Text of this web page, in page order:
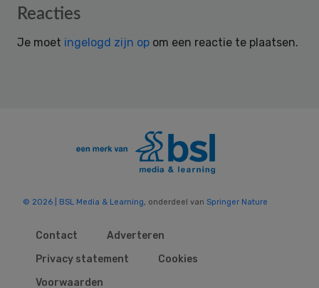
Reader
Reacties
Je moet ingelogd zijn op om een reactie te plaatsen.
© 2026 | BSL Media & Learning, onderdeel van Springer Nature
Contact
Adverteren
Privacy statement
Cookies
Voorwaarden